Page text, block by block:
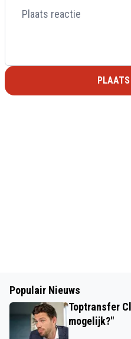
Populair Nieuws
Toptransfer
mogelijk?"